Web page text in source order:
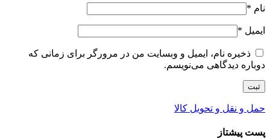
نام *
ایمیل *
ذخیره نام، ایمیل و وبسایت من در مرورگر برای زمانی که
دوباره دیدگاهی می‌نویسم.
حمل و نقل و تحویل کالا
پست پیشتاز